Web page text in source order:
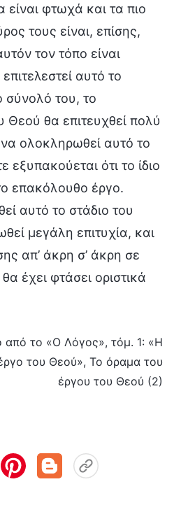
φτωχά και τα πιο
τους είναι, επίσης,
τον τόπο είναι
αυτό το
σύνολό του, το
θα επιτευχθεί πολύ
ολοκληρωθεί αυτό το
εξυπακούεται ότι το ίδιο
επακόλουθο έργο.
αυτό το στάδιο του
μεγάλη επιτυχία, και
απ’ άκρη σ’ άκρη σε
έχει φτάσει οριστικά
από το «Ο Λόγος», τόμ. 1: «Η
του Θεού», Το όραμα του
έργου του Θεού (2)